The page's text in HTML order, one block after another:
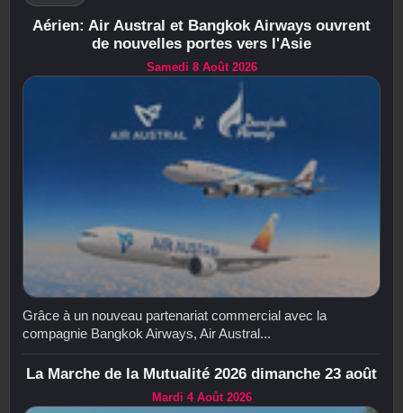
Aérien: Air Austral et Bangkok Airways ouvrent
de nouvelles portes vers l'Asie
Samedi 8 Août 2026
Grâce à un nouveau partenariat commercial avec la
compagnie Bangkok Airways, Air Austral...
La Marche de la Mutualité 2026 dimanche 23 août
Mardi 4 Août 2026